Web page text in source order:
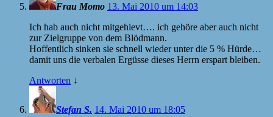
Frau Momo 13. Mai 2010 um 14:03
Ich hab auch nicht mitgehievt…. ich gehöre aber auch nicht
zur Zielgruppe von dem Blödmann.
Hoffentlich sinken sie schnell wieder unter die 5 % Hürde…
damit uns die verbalen Ergüsse dieses Herrn erspart bleiben.
Antworten ↓
Stefan S. 14. Mai 2010 um 18:05